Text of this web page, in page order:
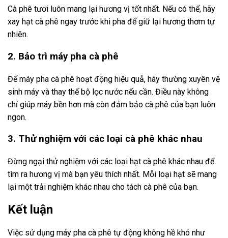
Cà phê tươi luôn mang lại hương vị tốt nhất. Nếu có thể, hãy
xay hạt cà phê ngay trước khi pha để giữ lại hương thơm tự
nhiên.
2. Bảo trì máy pha cà phê
Để máy pha cà phê hoạt động hiệu quả, hãy thường xuyên vệ
sinh máy và thay thế bộ lọc nước nếu cần. Điều này không
chỉ giúp máy bền hơn mà còn đảm bảo cà phê của bạn luôn
ngon.
3. Thử nghiệm với các loại cà phê khác nhau
Đừng ngại thử nghiệm với các loại hạt cà phê khác nhau để
tìm ra hương vị mà bạn yêu thích nhất. Mỗi loại hạt sẽ mang
lại một trải nghiệm khác nhau cho tách cà phê của bạn.
Kết luận
Việc sử dụng máy pha cà phê tự động không hề khó như